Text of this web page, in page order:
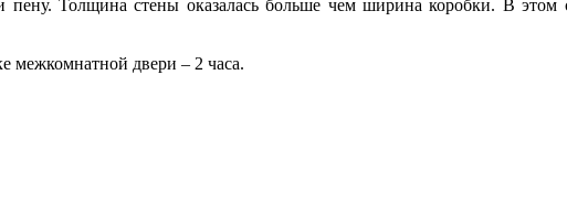
пену. Толщина стены оказалась больше чем ширина коробки. В
межкомнатной двери – 2 часа.